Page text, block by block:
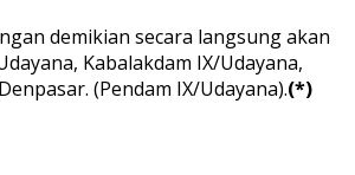
demikian secara langsung akan
Kabalakdam IX/Udayana,
(Pendam IX/Udayana).(*)